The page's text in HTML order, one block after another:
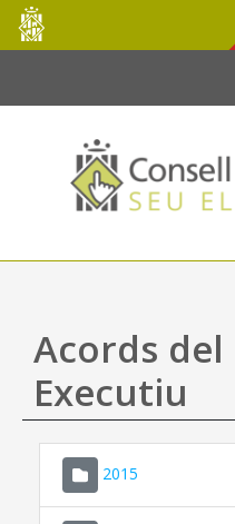
Salta al contingut principal
Consell
de
Mallorca
Acords del
Executiu
2015